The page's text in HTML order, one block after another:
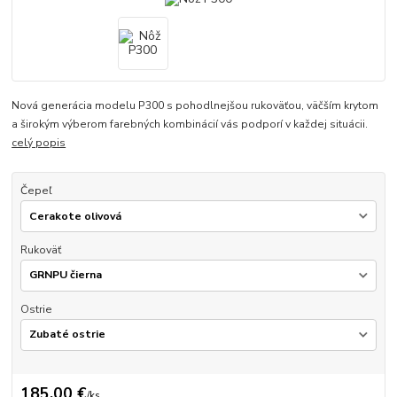
Nová generácia modelu P300 s pohodlnejšou rukoväťou, väčším krytom
a širokým výberom farebných kombinácií vás podporí v každej situácii.
celý popis
Čepeľ
Rukoväť
Ostrie